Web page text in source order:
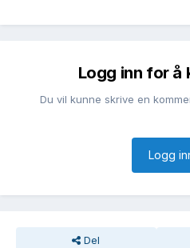
Logg inn for å
Du vil kunne skrive en
Logg
Del